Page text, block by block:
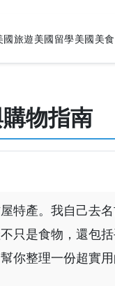
國旅遊美國留學美國美食
物指南
特產。我自己去
只是食物，還包
你整理一份超實